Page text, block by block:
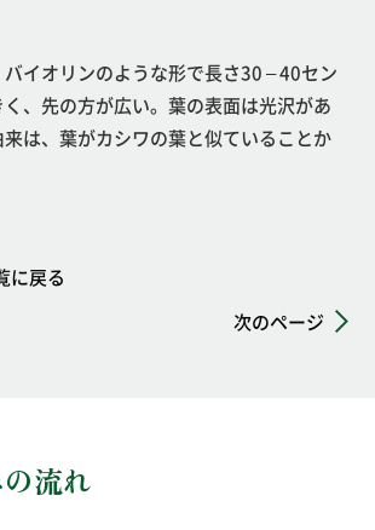
イオリンのような形で長さ30 – 40セン
、先の方が広い。葉の表面は光沢があ
は、葉がカシワの葉と似ていることか
に戻る
次のページ
流れ